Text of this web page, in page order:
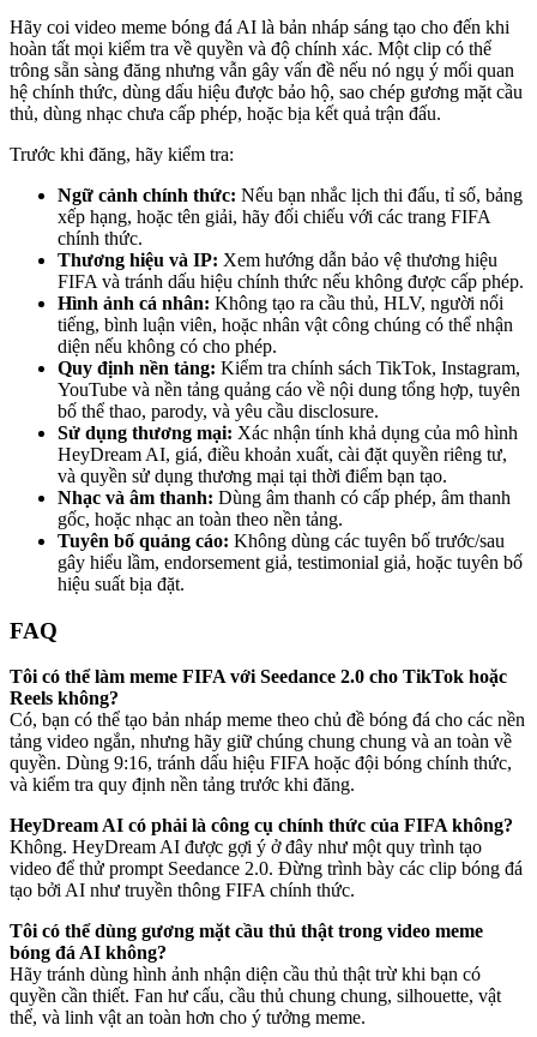
Hãy coi video meme bóng đá AI là bản nháp sáng tạo cho đến khi
hoàn tất mọi kiểm tra về quyền và độ chính xác. Một clip có thể
trông sẵn sàng đăng nhưng vẫn gây vấn đề nếu nó ngụ ý mối quan
hệ chính thức, dùng dấu hiệu được bảo hộ, sao chép gương mặt cầu
thủ, dùng nhạc chưa cấp phép, hoặc bịa kết quả trận đấu.
Trước khi đăng, hãy kiểm tra:
Ngữ cảnh chính thức: Nếu bạn nhắc lịch thi đấu, tỉ số, bảng
xếp hạng, hoặc tên giải, hãy đối chiếu với các trang FIFA
chính thức.
Thương hiệu và IP: Xem hướng dẫn bảo vệ thương hiệu
FIFA và tránh dấu hiệu chính thức nếu không được cấp phép.
Hình ảnh cá nhân: Không tạo ra cầu thủ, HLV, người nổi
tiếng, bình luận viên, hoặc nhân vật công chúng có thể nhận
diện nếu không có cho phép.
Quy định nền tảng: Kiểm tra chính sách TikTok, Instagram,
YouTube và nền tảng quảng cáo về nội dung tổng hợp, tuyên
bố thể thao, parody, và yêu cầu disclosure.
Sử dụng thương mại: Xác nhận tính khả dụng của mô hình
HeyDream AI, giá, điều khoản xuất, cài đặt quyền riêng tư,
và quyền sử dụng thương mại tại thời điểm bạn tạo.
Nhạc và âm thanh: Dùng âm thanh có cấp phép, âm thanh
gốc, hoặc nhạc an toàn theo nền tảng.
Tuyên bố quảng cáo: Không dùng các tuyên bố trước/sau
gây hiểu lầm, endorsement giả, testimonial giả, hoặc tuyên bố
hiệu suất bịa đặt.
FAQ
Tôi có thể làm meme FIFA với Seedance 2.0 cho TikTok hoặc
Reels không?
Có, bạn có thể tạo bản nháp meme theo chủ đề bóng đá cho các nền
tảng video ngắn, nhưng hãy giữ chúng chung chung và an toàn về
quyền. Dùng 9:16, tránh dấu hiệu FIFA hoặc đội bóng chính thức,
và kiểm tra quy định nền tảng trước khi đăng.
HeyDream AI có phải là công cụ chính thức của FIFA không?
Không. HeyDream AI được gợi ý ở đây như một quy trình tạo
video để thử prompt Seedance 2.0. Đừng trình bày các clip bóng đá
tạo bởi AI như truyền thông FIFA chính thức.
Tôi có thể dùng gương mặt cầu thủ thật trong video meme
bóng đá AI không?
Hãy tránh dùng hình ảnh nhận diện cầu thủ thật trừ khi bạn có
quyền cần thiết. Fan hư cấu, cầu thủ chung chung, silhouette, vật
thể, và linh vật an toàn hơn cho ý tưởng meme.